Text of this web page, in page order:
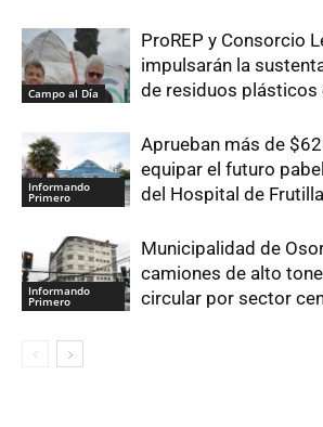
Campo al Día
ProREP y Consorcio
impulsarán la
de residuos plásticos
Informando
Primero
Aprueban más de
equipar el futuro
del Hospital de
Informando
Primero
Municipalidad de
camiones de alto
circular por sector